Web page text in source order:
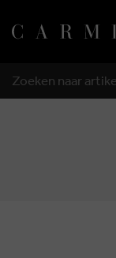
ZOEKEN